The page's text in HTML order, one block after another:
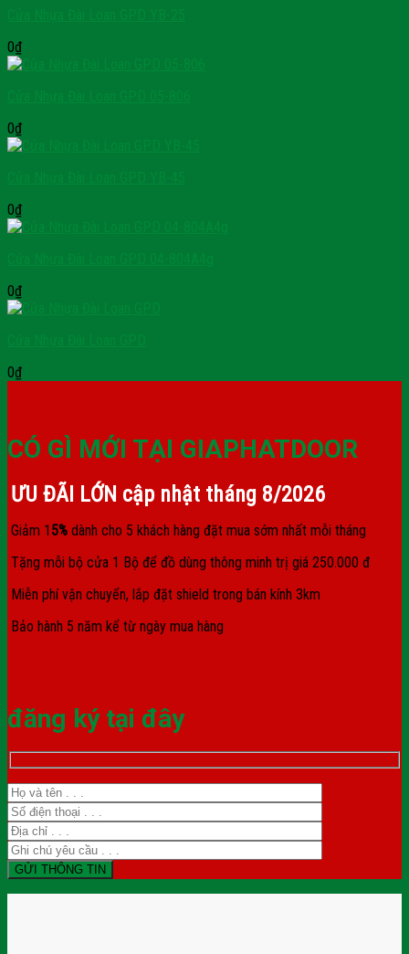
0₫
0₫
0₫
0₫
0₫
CÓ GÌ MỚI TẠI GIAPHATDOOR
ƯU ĐÃI LỚN cập nhật tháng 8/2026
Giảm 1 5% dành cho 5 khách hàng đặt mua sớm nhất mỗi tháng
Tặng mỗi bộ cửa 1 Bộ để đồ dùng thông minh trị giá 250.000 đ
Miễn phí vận chuyển, lắp đặt shield trong bán kính 3km
Bảo hành 5 năm kể từ ngày mua hàng
đăng ký tại đây